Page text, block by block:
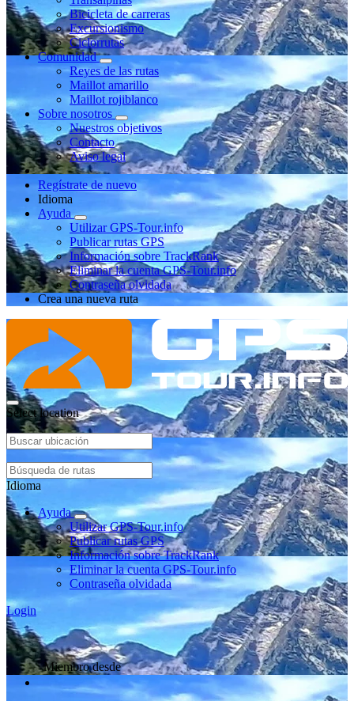
Bicicleta de carreras
Excursionismo
Ciclorrutas
Comunidad
Reyes de las rutas
Maillot amarillo
Maillot rojiblanco
Sobre nosotros
Nuestros objetivos
Contacto
Aviso legal
Regístrate de nuevo
Idioma
Ayuda
Utilizar GPS-Tour.info
Publicar rutas GPS
Información sobre TrackRank
Eliminar la cuenta GPS-Tour.info
Contraseña olvidada
Crea una nueva ruta
Select location
Idioma
Ayuda
Utilizar GPS-Tour.info
Publicar rutas GPS
Información sobre TrackRank
Eliminar la cuenta GPS-Tour.info
Contraseña olvidada
Login
Miembro desde